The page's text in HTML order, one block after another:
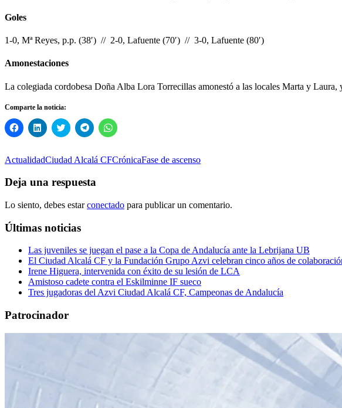
Goles
1-0, Mª Reyes, p.p. (38′) // 2-0, Lafuente (70′) // 3-0, Lafuente (80′)
Amonestaciones
La colegiada cordobesa Doña Alba Lora Torrecillas amonestó a las locales Marta y
Comparte la noticia:
Haz
clic
en
Facebook
abre
en
ventana
nueva)
Haz
clic
en
LinkedIn
abre
en
ventana
nueva)
Haz
clic
en
Twitter
abre
en
ventana
nueva)
Haz
clic
en
Telegram
abre
en
ventana
nueva)
Haz
clic
en
WhatsApp
ventana
nueva)
ActualidadCiudad Alcalá CFCrónicaFase de ascenso
Deja una respuesta
Lo siento, debes estarconectado para publicar un comentario.
Últimas noticias
Las juveniles se juegan el pase a la Copa de Andalucía ante la Lebrijana UB
El Ciudad Alcalá CF y la Fundación Grupo Azvi celebran cinco años de
Irene Higuera, intervenida con éxito de su lesión de LCA
Amistoso cadete contra el Eskilminne IF sueco
Tres jugadoras del Azvi Ciudad Alcalá CF, Campeonas de Andalucía
Patrocinador